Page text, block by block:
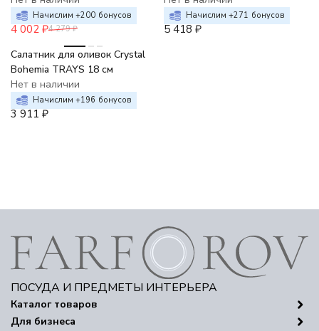
Начислим +200 бонусов
4 002 ₽4 279 ₽
Начислим +271 бонусов
5 418 ₽
Салатник для оливок Crystal
Bohemia TRAYS 18 см
Нет в наличии
Начислим +196 бонусов
3 911 ₽
ПОСУДА И ПРЕДМЕТЫ ИНТЕРЬЕРА
Каталог товаров
Для бизнеса